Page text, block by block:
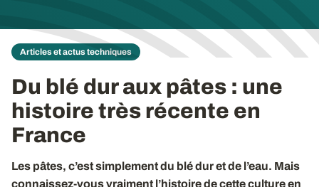
Articles et actus techniques
Du blé dur aux pâtes : une
histoire très récente en
France
Les pâtes, c’est simplement du blé dur et de l’eau. Mais
connaissez-vous vraiment l’histoire de cette culture en